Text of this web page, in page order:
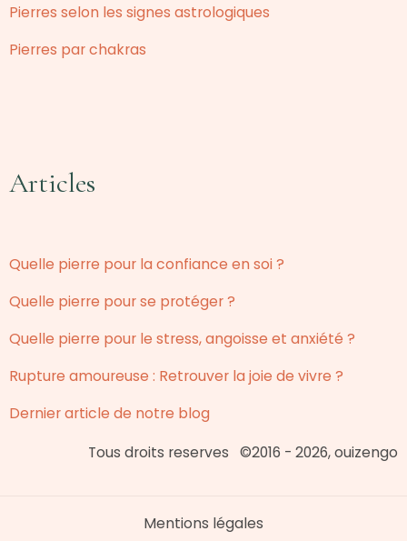
Pierres selon les signes astrologiques
Pierres par chakras
Articles
Quelle pierre pour la confiance en soi ?
Quelle pierre pour se protéger ?
Quelle pierre pour le stress, angoisse et anxiété ?
Rupture amoureuse : Retrouver la joie de vivre ?
Dernier article de notre blog
Tous droits reserves ©2016 - 2026, ouizengo
Mentions légales